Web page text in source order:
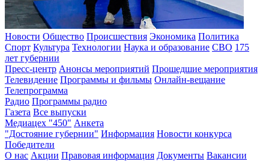
Новости Общество Происшествия Экономика Политика
Спорт Культура Технологии Наука и образование СВО 175
лет губернии
Пресс-центр Анонсы мероприятий Прошедшие мероприятия
Телевидение Программы и фильмы Онлайн-вещание
Телепрограмма
Радио Программы радио
Газета Все выпуски
Медиацех "450" Анкета
"Достояние губернии" Информация Новости конкурса
Победители
О нас Акции Правовая информация Документы Вакансии